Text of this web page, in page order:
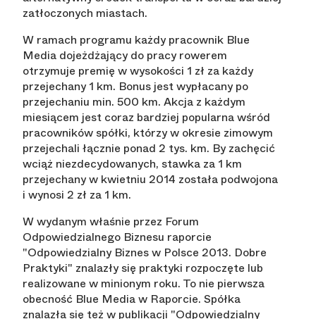
zatłoczonych miastach.
W ramach programu każdy pracownik Blue
Media dojeżdżający do pracy rowerem
otrzymuje premię w wysokości 1 zł za każdy
przejechany 1 km. Bonus jest wypłacany po
przejechaniu min. 500 km. Akcja z każdym
miesiącem jest coraz bardziej popularna wśród
pracowników spółki, którzy w okresie zimowym
przejechali łącznie ponad 2 tys. km. By zachęcić
wciąż niezdecydowanych, stawka za 1 km
przejechany w kwietniu 2014 została podwojona
i wynosi 2 zł za 1 km.
W wydanym właśnie przez Forum
Odpowiedzialnego Biznesu raporcie
"Odpowiedzialny Biznes w Polsce 2013. Dobre
Praktyki" znalazły się praktyki rozpoczęte lub
realizowane w minionym roku. To nie pierwsza
obecność Blue Media w Raporcie. Spółka
znalazła się też w publikacji "Odpowiedzialny